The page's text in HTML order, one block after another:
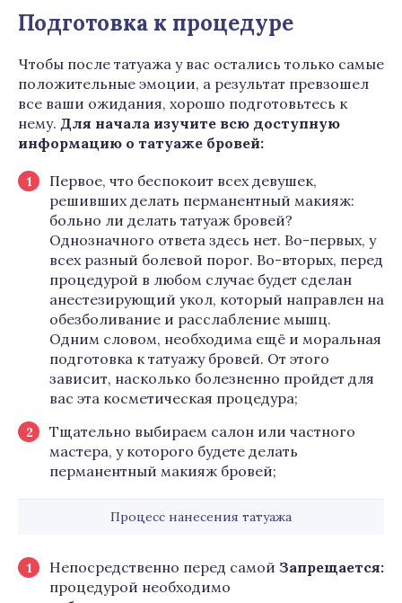
Подготовка к процедуре
Чтобы после татуажа у вас остались только самые
положительные эмоции, а результат превзошел
все ваши ожидания, хорошо подготовьтесь к
нему. Для начала изучите всю доступную
информацию о татуаже бровей:
Первое, что беспокоит всех девушек,
решивших делать перманентный макияж:
больно ли делать татуаж бровей?
Однозначного ответа здесь нет. Во-первых, у
всех разный болевой порог. Во-вторых, перед
процедурой в любом случае будет сделан
анестезирующий укол, который направлен на
обезболивание и расслабление мышц.
Одним словом, необходима ещё и моральная
подготовка к татуажу бровей. От этого
зависит, насколько болезненно пройдет для
вас эта косметическая процедура;
Тщательно выбираем салон или частного
мастера, у которого будете делать
перманентный макияж бровей;
Процесс нанесения татуажа
Непосредственно перед самой
процедурой необходимо
Запрещается: